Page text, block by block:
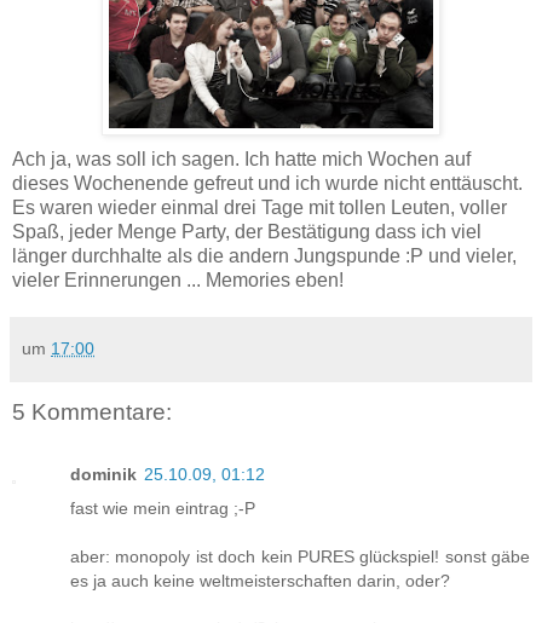
Ach ja, was soll ich sagen. Ich hatte mich Wochen auf
dieses Wochenende gefreut und ich wurde nicht enttäuscht.
Es waren wieder einmal drei Tage mit tollen Leuten, voller
Spaß, jeder Menge Party, der Bestätigung dass ich viel
länger durchhalte als die andern Jungspunde :P und vieler,
vieler Erinnerungen ... Memories eben!
um 17:00
5 Kommentare:
dominik 25.10.09, 01:12
fast wie mein eintrag ;-P
aber: monopoly ist doch kein PURES glückspiel! sonst gäbe
es ja auch keine weltmeisterschaften darin, oder?